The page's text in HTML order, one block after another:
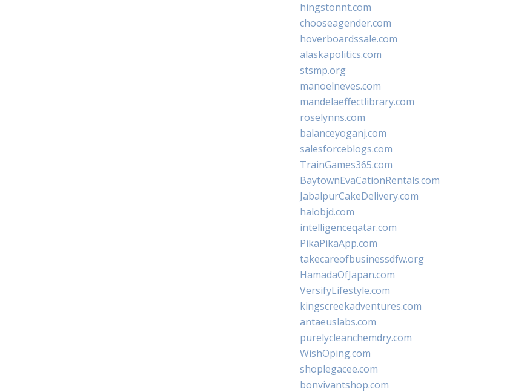
hingstonnt.com
chooseagender.com
hoverboardssale.com
alaskapolitics.com
stsmp.org
manoelneves.com
mandelaeffectlibrary.com
roselynns.com
balanceyoganj.com
salesforceblogs.com
TrainGames365.com
BaytownEvaCationRentals.com
JabalpurCakeDelivery.com
halobjd.com
intelligenceqatar.com
PikaPikaApp.com
takecareofbusinessdfw.org
HamadaOfJapan.com
VersifyLifestyle.com
kingscreekadventures.com
antaeuslabs.com
purelycleanchemdry.com
WishOping.com
shoplegacee.com
bonvivantshop.com